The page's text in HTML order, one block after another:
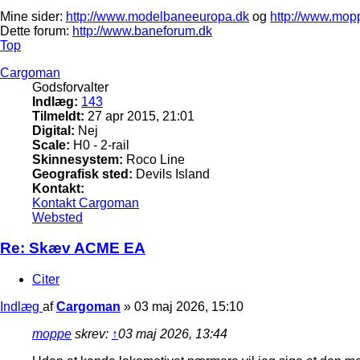
Mine sider: http://www.modelbaneeuropa.dk og http://
Dette forum: http://www.baneforum.dk
Top
Cargoman
Godsforvalter
Indlæg: 143
Tilmeldt: 27 apr 2015, 21:01
Digital: Nej
Scale: H0 - 2-rail
Skinnesystem: Roco Line
Geografisk sted: Devils Island
Kontakt:
Kontakt Cargoman
Websted
Re: Skæv ACME EA
Citer
Indlæg afCargoman » 03 maj 2026, 15:10
moppe skrev: ↑03 maj 2026, 13:44